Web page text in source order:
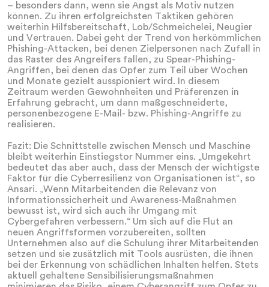
– besonders dann, wenn sie Angst als Motiv nutzen
können. Zu ihren erfolgreichsten Taktiken gehören
weiterhin Hilfsbereitschaft, Lob/Schmeichelei, Neugier
und Vertrauen. Dabei geht der Trend von herkömmlichen
Phishing-Attacken, bei denen Zielpersonen nach Zufall in
das Raster des Angreifers fallen, zu Spear-Phishing-
Angriffen, bei denen das Opfer zum Teil über Wochen
und Monate gezielt ausspioniert wird. In diesem
Zeitraum werden Gewohnheiten und Präferenzen in
Erfahrung gebracht, um dann maßgeschneiderte,
personenbezogene E-Mail- bzw. Phishing-Angriffe zu
realisieren.
Fazit: Die Schnittstelle zwischen Mensch und Maschine
bleibt weiterhin Einstiegstor Nummer eins. „Umgekehrt
bedeutet das aber auch, dass der Mensch der wichtigste
Faktor für die Cyberresilienz von Organisationen ist“, so
Ansari. „Wenn Mitarbeitenden die Relevanz von
Informationssicherheit und Awareness-Maßnahmen
bewusst ist, wird sich auch ihr Umgang mit
Cybergefahren verbessern.“ Um sich auf die Flut an
neuen Angriffsformen vorzubereiten, sollten
Unternehmen also auf die Schulung ihrer Mitarbeitenden
setzen und sie zusätzlich mit Tools ausrüsten, die ihnen
bei der Erkennung von schädlichen Inhalten helfen. Stets
aktuell gehaltene Sensibilisierungsmaßnahmen